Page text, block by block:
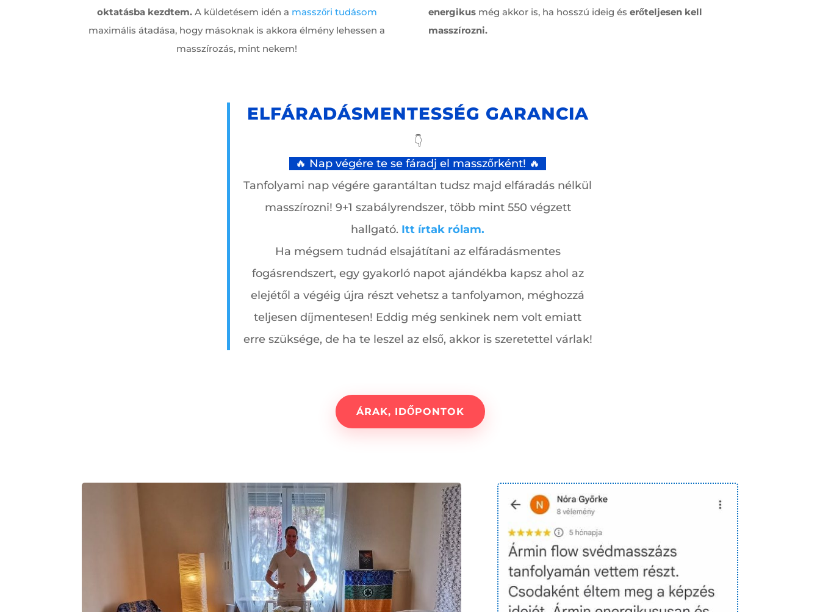
oktatásba kezdtem.A küldetésem idén a masszőri tudásom
maximális átadása, hogy másoknak is akkora élmény lehessen a
masszírozás, mint nekem!
energikusmég akkor is, ha hosszú ideig és erőteljesen kell
masszírozni.
ELFÁRADÁSMENTESSÉG GARANCIA
👇
🔥 Nap végére te se fáradj el masszőrként! 🔥
Tanfolyami nap végére garantáltan tudsz majd elfáradás nélkül
masszírozni! 9+1 szabályrendszer, több mint 550 végzett
hallgató. Itt írtak rólam.
Ha mégsem tudnád elsajátítani az elfáradásmentes
fogásrendszert, egy gyakorló napot ajándékba kapsz ahol az
elejétől a végéig újra részt vehetsz a tanfolyamon, méghozzá
teljesen díjmentesen! Eddig még senkinek nem volt emiatt
erre szüksége, de ha te leszel az első, akkor is szeretettel várlak!
ÁRAK, IDŐPONTOK